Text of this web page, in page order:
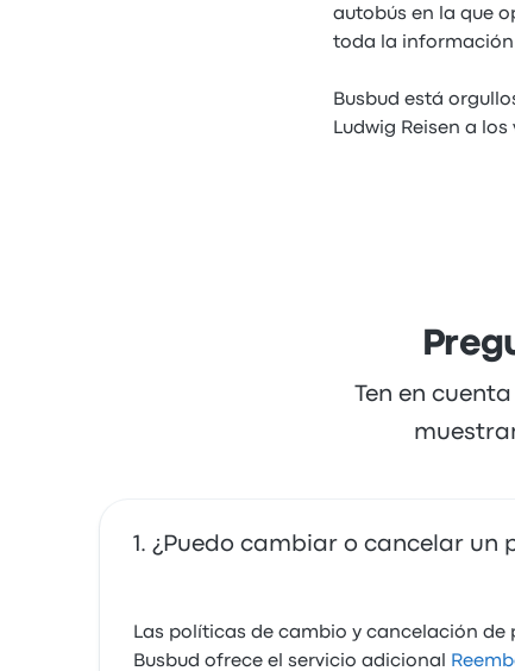
autobús en la que
toda la
Busbud está
Ludwig Reisen a
Ten en
¿Puedo cambiar o cancelar un
Las políticas de cambio y cancelación de
Busbud ofrece el servicio adicional